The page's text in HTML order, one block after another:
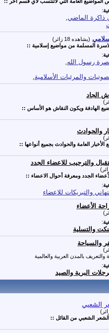
:
ذاكرة الماضي,
(يشاهده 18 زائر)
المسلمة من مواضيع إسلامية ::
:
رسول الله,
والمرئيات الأسلامية,
الجاد
الهادفة ويكون النقاش هو الأساس ::
والحوادث
العامة والحوادث بجميع أنواعها ::
والترحيب للاعضاء الجدد
الجدد ومعرفة أحوال الاعضاء ::
:
والتبريكات للاعضاء
الأعضاء
:
والتسلية
والسياحة
بالمدن العربية والعالمية
:
البرية والصيد
الشعبي
الشعبي من القائل ::